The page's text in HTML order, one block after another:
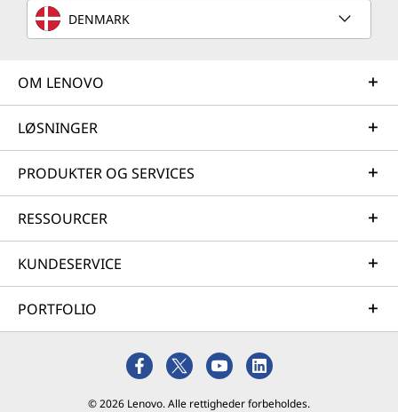
DENMARK
OM LENOVO
LØSNINGER
PRODUKTER OG SERVICES
RESSOURCER
KUNDESERVICE
PORTFOLIO
© 2026 Lenovo. Alle rettigheder forbeholdes.